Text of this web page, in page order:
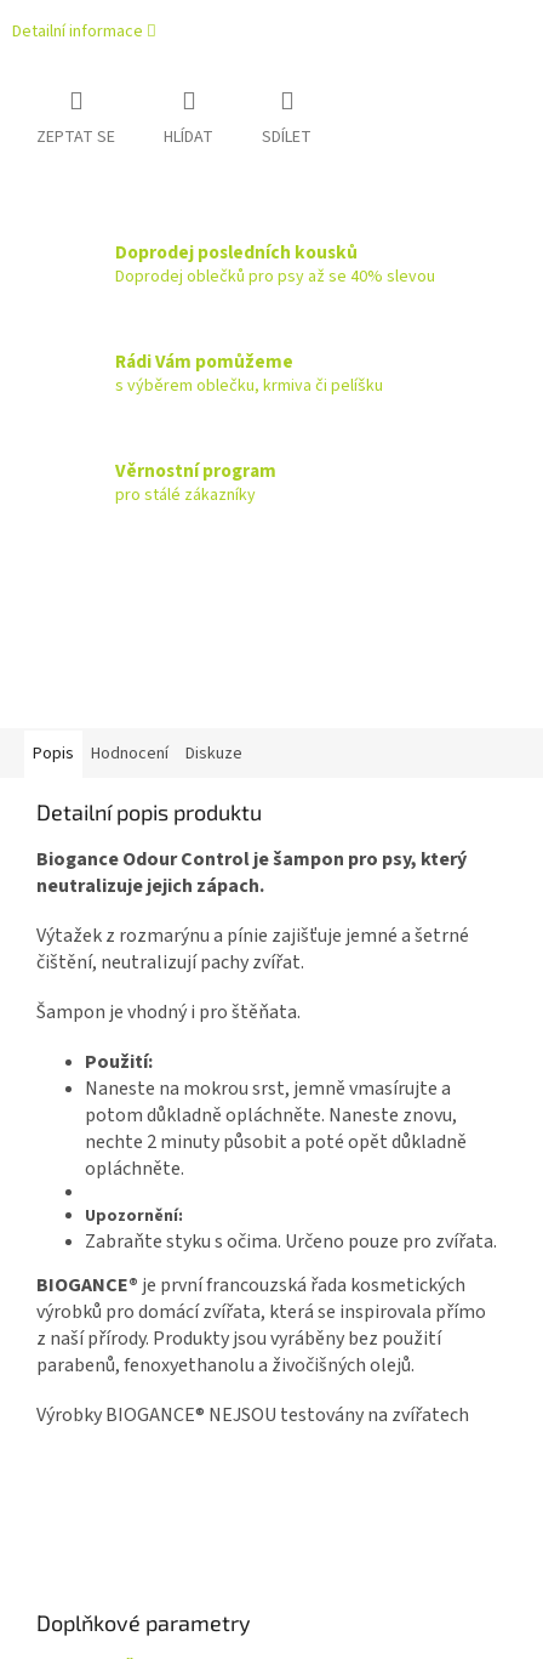
Detailní informace
ZEPTAT SE HLÍDAT SDÍLET
Doprodej posledních kousků
Doprodej oblečků pro psy až se 40% slevou
Rádi Vám pomůžeme
s výběrem oblečku, krmiva či pelíšku
Věrnostní program
pro stálé zákazníky
Popis Hodnocení Diskuze
Detailní popis produktu
Biogance Odour Control je šampon pro psy, který
neutralizuje jejich zápach.
Výtažek z rozmarýnu a pínie zajišťuje jemné a šetrné
čištění, neutralizují pachy zvířat.
Šampon je vhodný i pro štěňata.
Použití:
Naneste na mokrou srst, jemně vmasírujte a
potom důkladně opláchněte. Naneste znovu,
nechte 2 minuty působit a poté opět důkladně
opláchněte.
Upozornění:
Zabraňte styku s očima. Určeno pouze pro zvířata.
BIOGANCE® je první francouzská řada kosmetických
výrobků pro domácí zvířata, která se inspirovala přímo
z naší přírody. Produkty jsou vyráběny bez použití
parabenů, fenoxyethanolu a živočišných olejů.
Výrobky BIOGANCE® NEJSOU testovány na zvířatech
Doplňkové parametry